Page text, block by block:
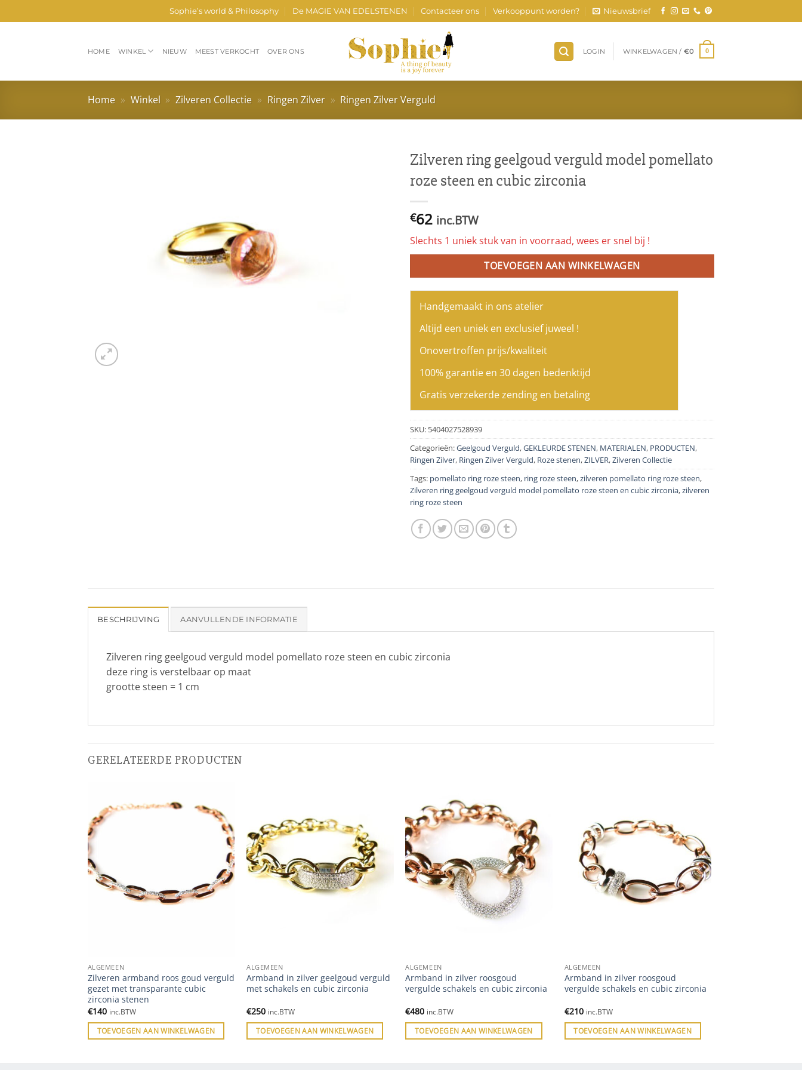
naar
Sophie’s world & Philosophy De MAGIE VAN EDELSTENEN Contacteer ons Verkooppunt worden? Nieuwsbrief
HOME WINKEL NIEUW MEEST VERKOCHT OVER ONS LOGIN WINKELWAGEN / €0 0
Home » Winkel » Zilveren Collectie » Ringen Zilver » Ringen Zilver Verguld
Zilveren ring geelgoud verguld model pomellato
roze steen en cubic zirconia
€62 inc.BTW
Slechts 1 uniek stuk van in voorraad, wees er snel bij !
TOEVOEGEN AAN WINKELWAGEN
Handgemaakt in ons atelier
Altijd een uniek en exclusief juweel !
Onovertroffen prijs/kwaliteit
100% garantie en 30 dagen bedenktijd
Gratis verzekerde zending en betaling
SKU: 5404027528939
Categorieën:Geelgoud Verguld,GEKLEURDE STENEN, MATERIALEN, PRODUCTEN,
Ringen Zilver, Ringen Zilver Verguld, Roze stenen,ZILVER,Zilveren Collectie
Tags: pomellato ring roze steen, ring roze steen,zilveren pomellato ring roze steen,
Zilveren ring geelgoud verguld model pomellato roze steen en cubic zirconia,zilveren
ring roze steen
BESCHRIJVING AANVULLENDE INFORMATIE
Zilveren ring geelgoud verguld model pomellato roze steen en cubic zirconia
deze ring is verstelbaar op maat
grootte steen = 1 cm
GERELATEERDE PRODUCTEN
ALGEMEEN
Zilveren armband roos goud verguld
gezet met transparante cubic
zirconia stenen
€140 inc.BTW
TOEVOEGEN AAN WINKELWAGEN
ALGEMEEN
Armband in zilver geelgoud verguld
met schakels en cubic zirconia
€250 inc.BTW
TOEVOEGEN AAN WINKELWAGEN
ALGEMEEN
Armband in zilver roosgoud
vergulde schakels en cubic zirconia
€480 inc.BTW
TOEVOEGEN AAN WINKELWAGEN
ALGEMEEN
Armband in zilver roosgoud
vergulde schakels en cubic zirconia
€210 inc.BTW
TOEVOEGEN AAN WINKELWAGEN